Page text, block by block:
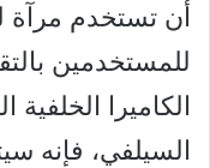
أن تستخدم مرآة
للمستخدمين
الكاميرا
السيلفي، فإنه